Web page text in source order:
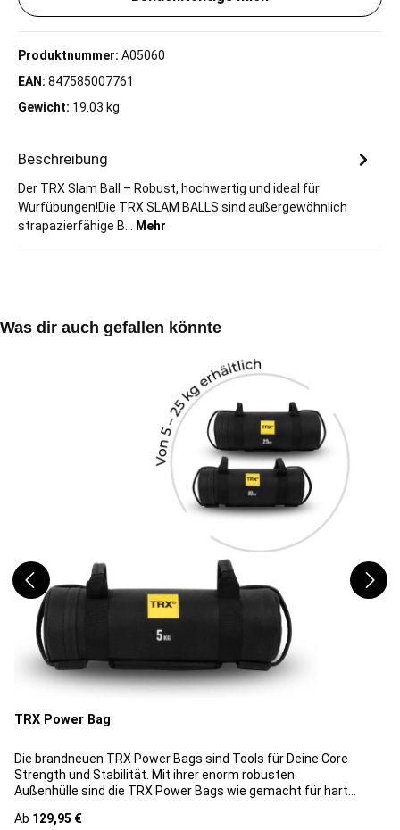
Produktnummer: A05060
EAN: 847585007761
Gewicht: 19.03 kg
Beschreibung
Der TRX Slam Ball – Robust, hochwertig und ideal für
Wurfübungen!Die TRX SLAM BALLS sind außergewöhnlich
strapazierfähige B…
Mehr
Produktgalerie überspringen
Was dir auch gefallen könnte
TRX Power Bag
Die brandneuen TRX Power Bags sind Tools für Deine Core
Strength und Stabilität. Mit ihrer enorm robusten
Außenhülle sind die TRX Power Bags wie gemacht für harte
und ermöglichen Dir unglaublich vielseitige, funktionelle
Regulärer Preis:
Ab 129,95 €